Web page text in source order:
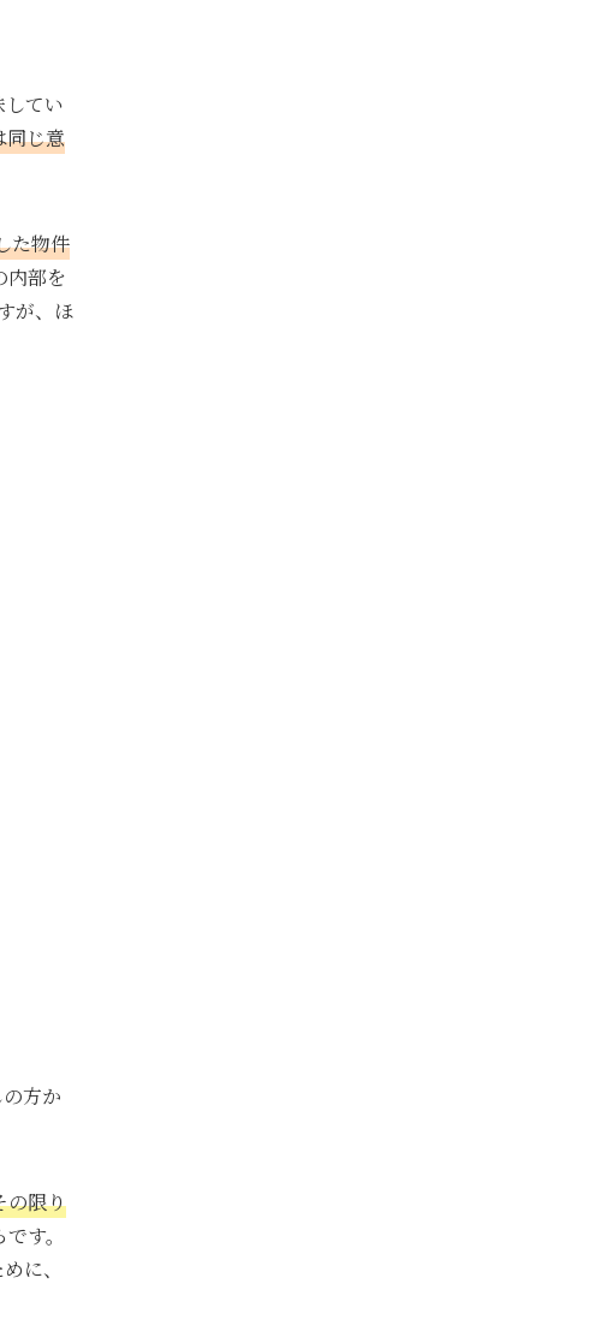
てい
同じ意
た物件
内部を
が、ほ
方か
の限り
す。
に、